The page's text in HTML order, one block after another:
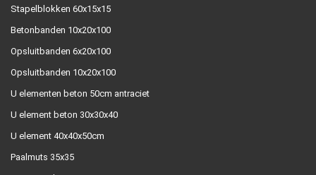
Stapelblokken 60x15x15
Betonbanden 10x20x100
Opsluitbanden 6x20x100
Opsluitbanden 10x20x100
U elementen beton 50cm antraciet
U element beton 30x30x40
U element 40x40x50cm
Paalmuts 35x35